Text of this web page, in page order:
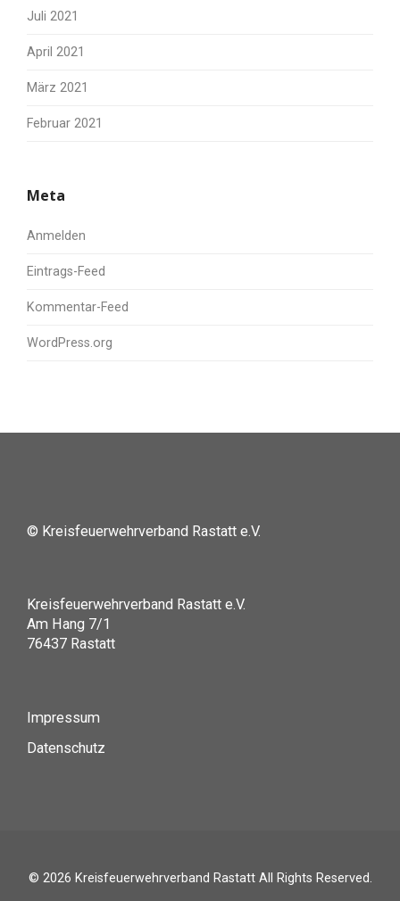
Juli 2021
April 2021
März 2021
Februar 2021
Meta
Anmelden
Eintrags-Feed
Kommentar-Feed
WordPress.org
© Kreisfeuerwehrverband Rastatt e.V.
Kreisfeuerwehrverband Rastatt e.V.
Am Hang 7/1
76437 Rastatt
Impressum
Datenschutz
© 2026 Kreisfeuerwehrverband RastattAll Rights Reserved.